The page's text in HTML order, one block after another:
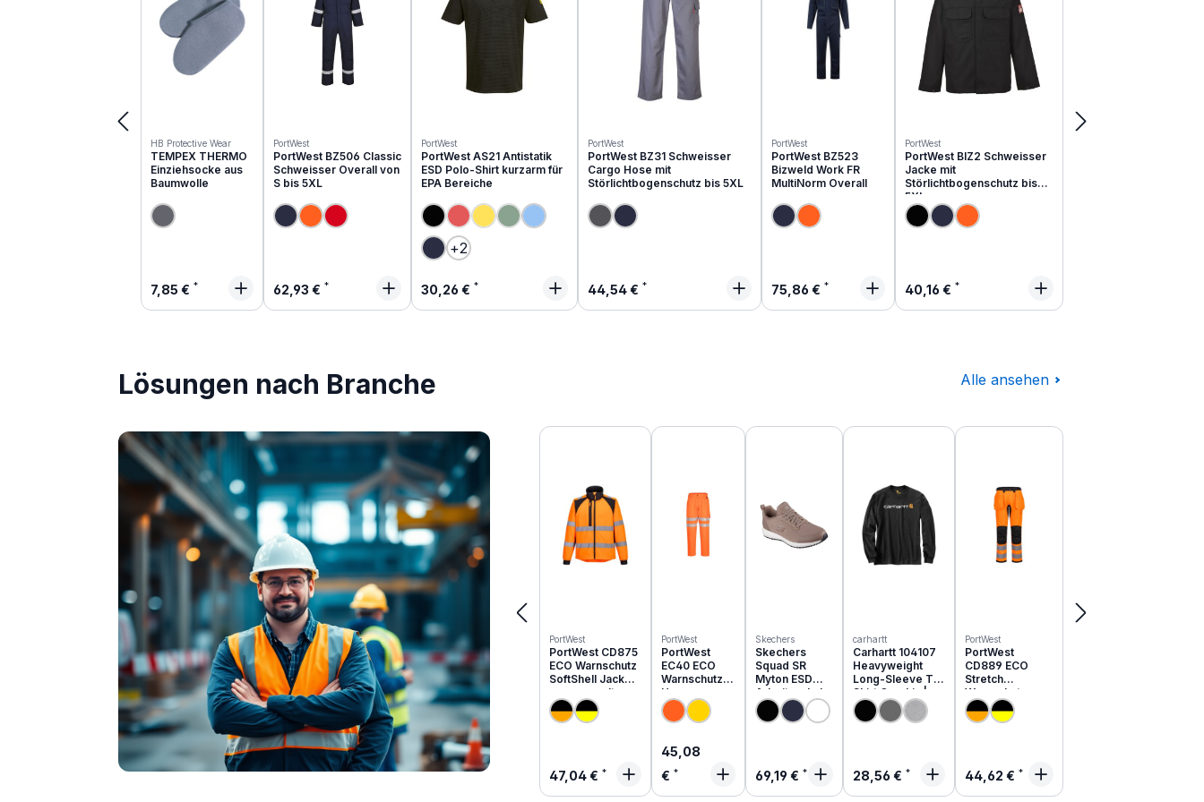
HB Protective Wear
TEMPEX THERMO
Einziehsocke aus
Baumwolle
Regulärer Preis:
7,85 €
PortWest
PortWest BZ506 Classic
Schweisser Overall von
S bis 5XL
Regulärer Preis:
62,93 €
PortWest
PortWest AS21 Antistatik
ESD Polo-Shirt kurzarm für
EPA Bereiche
(Diese Option ist zurzeit nicht verfügbar.)
(Diese Option ist zurzeit nicht verfügbar.)
(Diese Option ist zurzeit nicht verfügbar.)
+2
Regulärer Preis:
30,26 €
PortWest
PortWest BZ31 Schweisser
Cargo Hose mit
Störlichtbogenschutz bis 5XL
Regulärer Preis:
44,54 €
PortWest
PortWest BZ523
Bizweld Work FR
MultiNorm Overall
Regulärer Preis:
75,86 €
PortWest
PortWest BIZ2 Schweisser
Jacke mit
Störlichtbogenschutz bis
5XL
Regulärer Preis:
40,16 €
Lösungen nach Branche Alle ansehen
Produktgalerie überspringen
PortWest
PortWest CD875
ECO Warnschutz
SoftShell Jacke
aus recyceltem
PES
Regulärer Preis:
47,04 €
PortWest
PortWest
EC40 ECO
Warnschutz
Hose aus
recyceltem
PES
Regulärer Preis:
45,08
€
Skechers
Skechers
Squad SR
Myton ESD
Arbeitsschuhe
O1 | 200051EC
Regulärer Preis:
69,19 €
carhartt
Carhartt 104107
Heavyweight
Long-Sleeve T-
Shirt Graphic |
relaxed fit
Regulärer Preis:
28,56 €
PortWest
PortWest
CD889 ECO
Stretch
Warnschutz
Hose aus
recyceltem PES
Regulärer Preis:
44,62 €